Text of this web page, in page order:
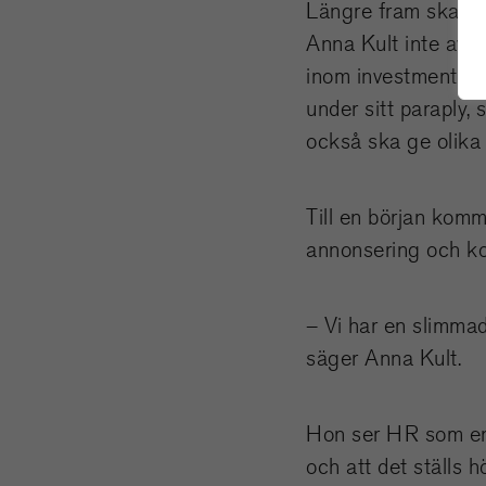
Längre fram ska
Anna Kult inte
inom
under sitt paraply,
också ska ge
Till en början
annonsering och
– Vi har en
säger Anna Kult.
Hon ser HR som
och att det ställs